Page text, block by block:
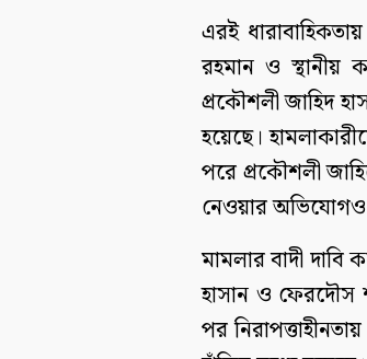
এরই
রহমান ও স্থানীয়
প্রকৌশলী জাহিদ
হয়েছে।
পরে প্রকৌশলী
নেওয়ার
মামলার বাদী
হাসান ও ফেরদৌস
পর